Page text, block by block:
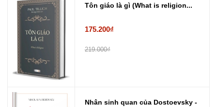
Tôn giáo là gì (What is religion...
175.200₫
219.000₫
Nhân sinh quan của Dostoevsky -